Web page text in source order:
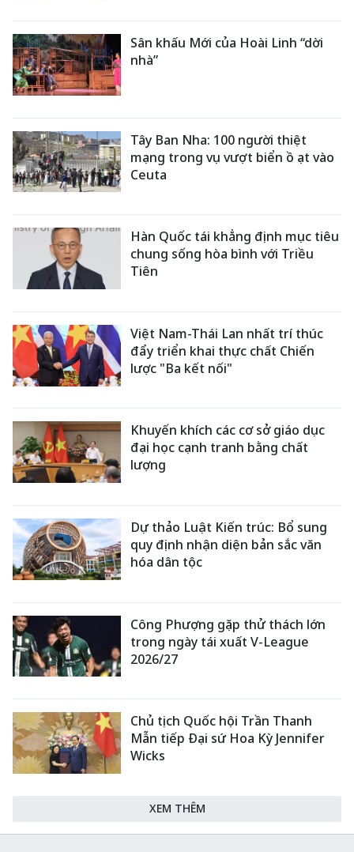
Sân khấu Mới của Hoài Linh “dời
nhà”
Tây Ban Nha: 100 người thiệt
mạng trong vụ vượt biển ồ ạt vào
Ceuta
Hàn Quốc tái khẳng định mục tiêu
chung sống hòa bình với Triều
Tiên
Việt Nam-Thái Lan nhất trí thúc
đẩy triển khai thực chất Chiến
lược "Ba kết nối"
Khuyến khích các cơ sở giáo dục
đại học cạnh tranh bằng chất
lượng
Dự thảo Luật Kiến trúc: Bổ sung
quy định nhận diện bản sắc văn
hóa dân tộc
Công Phượng gặp thử thách lớn
trong ngày tái xuất V-League
2026/27
Chủ tịch Quốc hội Trần Thanh
Mẫn tiếp Đại sứ Hoa Kỳ Jennifer
Wicks
XEM THÊM